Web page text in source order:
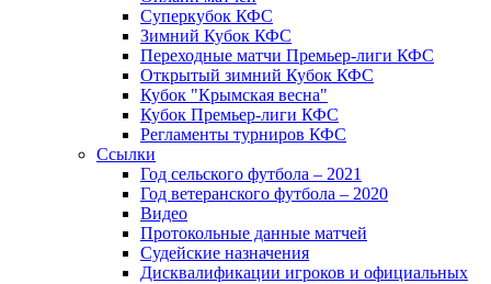
Суперкубок КФС
Зимний Кубок КФС
Переходные матчи Премьер-лиги КФС
Открытый зимний Кубок КФС
Кубок "Крымская весна"
Кубок Премьер-лиги КФС
Регламенты турниров КФС
Ссылки
Год сельского футбола – 2021
Год ветеранского футбола – 2020
Видео
Протокольные данные матчей
Судейские назначения
Дисквалификации игроков и официальных